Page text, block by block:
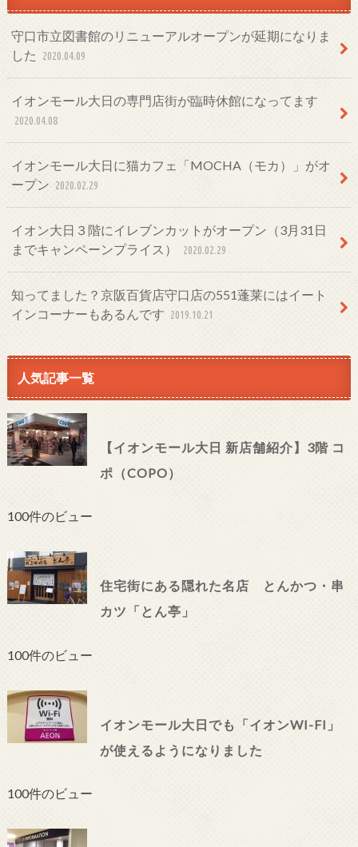
守口市立図書館のリニューアルオープンが延期になりま
した
2020.04.09
イオンモール大日の専門店街が臨時休館になってます
2020.04.08
イオンモール大日に猫カフェ「MOCHA（モカ）」がオ
ープン 2020.02.29
イオン大日３階にイレブンカットがオープン（3月31日
までキャンペーンプライス）
2020.02.29
知ってました？京阪百貨店守口店の551蓬莱にはイート
インコーナーもあるんです 2019.10.21
人気記事一覧
【イオンモール大日 新店舗紹介】3階 コ
ポ（COPO）
100件のビュー
住宅街にある隠れた名店 とんかつ・串
カツ「とん亭」
100件のビュー
イオンモール大日でも「イオンWI-FI」
が使えるようになりました
100件のビュー